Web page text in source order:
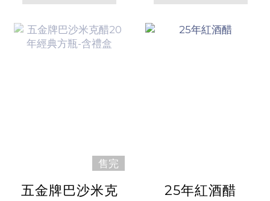
售完
五金牌巴沙米克
25年紅酒醋